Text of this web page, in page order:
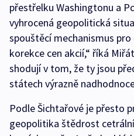
přestřelku Washingtonu a
vyhrocená geopolitická
spouštěcí mechanismus
korekce cen akcií,“ říká
shodují v tom, že ty jsou
státech výrazně
Podle Šichtařové je přesto
geopolitika štědrost